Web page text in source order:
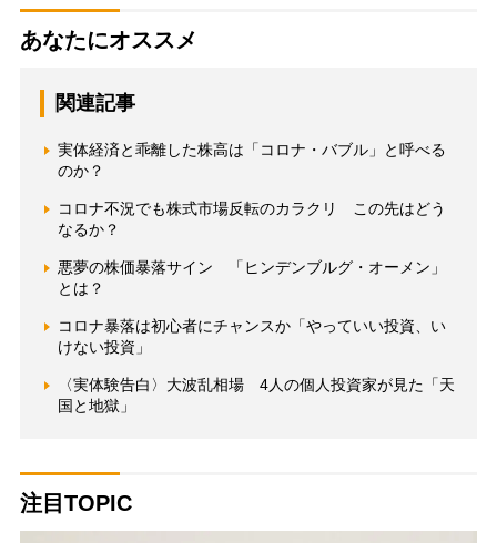
あなたにオススメ
関連記事
実体経済と乖離した株高は「コロナ・バブル」と呼べる
のか？
コロナ不況でも株式市場反転のカラクリ この先はどう
なるか？
悪夢の株価暴落サイン 「ヒンデンブルグ・オーメン」
とは？
コロナ暴落は初心者にチャンスか「やっていい投資、い
けない投資」
〈実体験告白〉大波乱相場 4人の個人投資家が見た「天
国と地獄」
注目TOPIC